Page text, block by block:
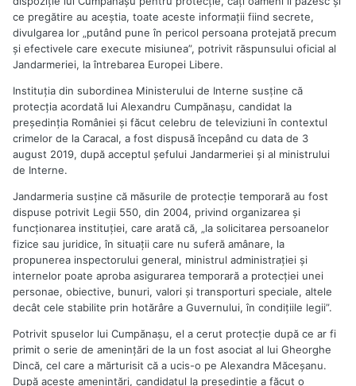
ce pregătire au aceştia, toate aceste informaţii fiind secrete,
divulgarea lor „putând pune în pericol persoana protejată precum
şi efectivele care execute misiunea”, potrivit răspunsului oficial al
Jandarmeriei, la întrebarea Europei Libere.
Instituţia din subordinea Ministerului de Interne susţine că
protecţia acordată lui Alexandru Cumpănaşu, candidat la
preşedinţia României şi făcut celebru de televiziuni în contextul
crimelor de la Caracal, a fost dispusă începând cu data de 3
august 2019, după acceptul şefului Jandarmeriei şi al ministrului
de Interne.
Jandarmeria susţine că măsurile de protecţie temporară au fost
dispuse potrivit Legii 550, din 2004, privind organizarea şi
funcţionarea instituţiei, care arată că, „la solicitarea persoanelor
fizice sau juridice, în situaţii care nu suferă amânare, la
propunerea inspectorului general, ministrul administraţiei şi
internelor poate aproba asigurarea temporară a protecţiei unei
personae, obiective, bunuri, valori şi transporturi speciale, altele
decât cele stabilite prin hotărâre a Guvernului, în condiţiile legii”.
Potrivit spuselor lui Cumpănașu, el a cerut protecție după ce ar fi
primit o serie de amenințări de la un fost asociat al lui Gheorghe
Dincă, cel care a mărturisit că a ucis-o pe Alexandra Măceșanu.
După aceste amenințări, candidatul la președinție a făcut o